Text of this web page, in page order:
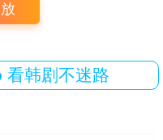
看韩剧不迷路